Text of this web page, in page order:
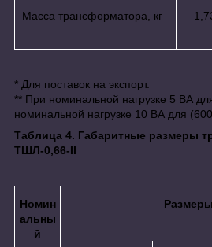
Масса трансформатора, кг
* Для поставок на экспорт.
** При номинальной нагрузке 5 ВА
номинальной нагрузке 10 ВА для
Таблица 4. Габаритные размеры
ТШЛ-0,66-II
Номин
альны
й